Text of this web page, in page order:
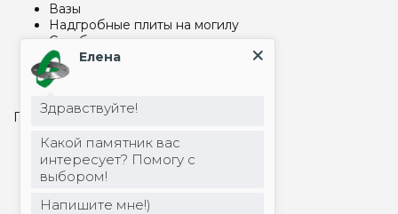
Вазы
Надгробные плиты на могилу
Столбы, шары
Цоколь на могилу
Столы и лавки из металла
Столы и лавки из гранита
Памятники и гравировка
Арки и капеллы
Бетонные памятники
Памятник детский
Памятник Скалы
Елена
Здравствуйте!
Какой памятник вас
интересует? Помогу с
выбором!
Напишите мне!)